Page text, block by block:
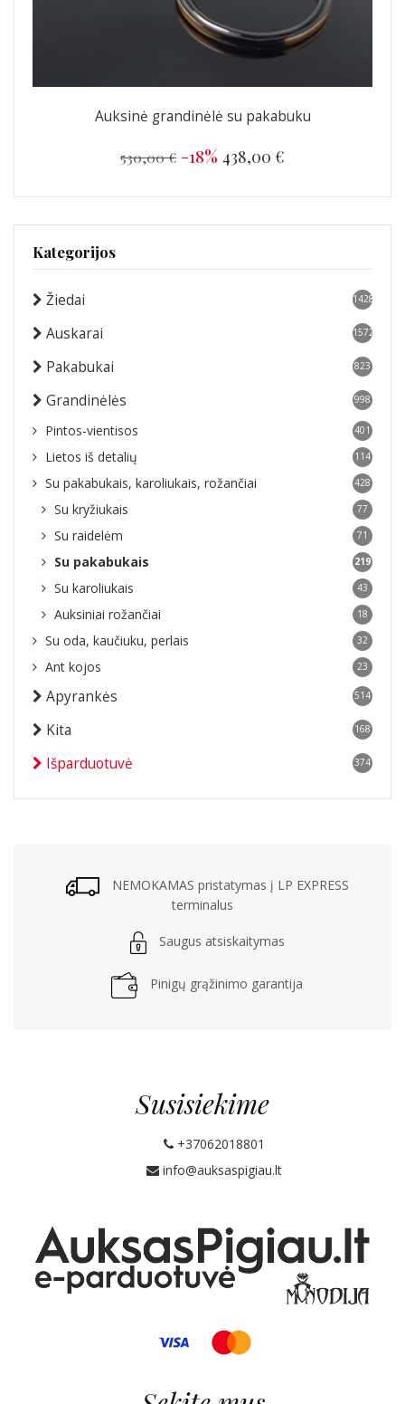
Auksinė grandinėlė su pakabuku
530,00 € -18% 438,00 €
Kategorijos
Žiedai 1428
Auskarai 1572
Pakabukai 823
Grandinėlės 998
Pintos-vientisos 401
Lietos iš detalių 114
Su pakabukais, karoliukais, rožančiai 428
Su kryžiukais 77
Su raidelėm 71
Su pakabukais 219
Su karoliukais 43
Auksiniai rožančiai 18
Su oda, kaučiuku, perlais 32
Ant kojos 23
Apyrankės 514
Kita 168
Išparduotuvė 374
NEMOKAMAS pristatymas į LP EXPRESS
terminalus
Saugus atsiskaitymas
Pinigų grąžinimo garantija
Susisiekime
+37062018801
info@auksaspigiau.lt